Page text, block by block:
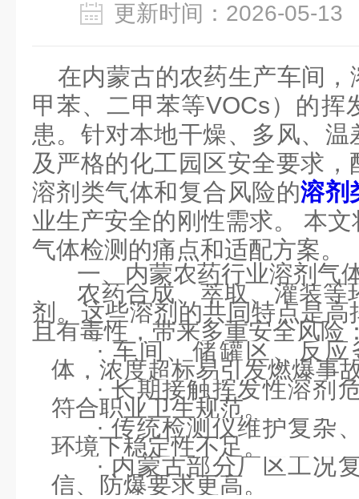
更新时间：2026-05-
在内蒙古的农药生产车间
甲苯、二甲苯等VOCs）的挥
患。 针对本地干燥、多风、
及严格的化工园区安全要求
溶剂类气体和复合风险的溶剂
业生产安全的刚性需求。
本文
气体检测的痛点和适配方案。
一、 内蒙农药行业溶剂气
农药合成、萃取、灌装等
剂。这些溶剂的共同特点是
且有毒性，带来多重安全风险
·车间、储罐区、反
体，浓度超标易引发燃爆事
·长期接触挥发性溶剂
符合职业卫生规范。
·传统检测仪维护复杂
环境下稳定性不足 。
·内蒙古部分厂区工况
信、防爆要求更高。